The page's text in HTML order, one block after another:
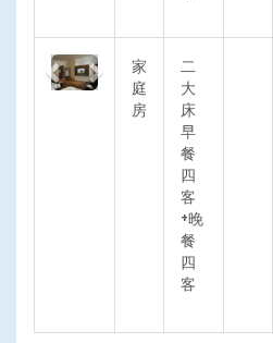
Previous
Next
家
庭
房
二
大
床
早
餐
四
客
+晚
餐
四
客